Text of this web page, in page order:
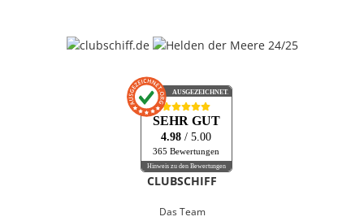
AUSGEZEICHNET.org
SEHR GUT
4.98/ 5.00
365 Bewertungen
Hinweis zu den Bewertungen
CLUBSCHIFF
Das Team